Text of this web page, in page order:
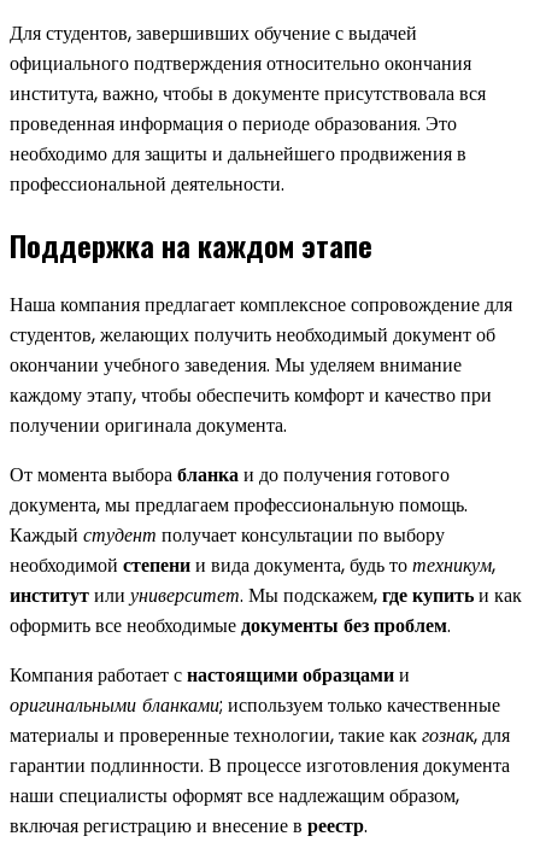
Для студентов, завершивших обучение с выдачей
официального подтверждения относительно окончания
института, важно, чтобы в документе присутствовала вся
проведенная информация о периоде образования. Это
необходимо для защиты и дальнейшего продвижения в
профессиональной деятельности.
Поддержка на каждом этапе
Наша компания предлагает комплексное сопровождение для
студентов, желающих получить необходимый документ об
окончании учебного заведения. Мы уделяем внимание
каждому этапу, чтобы обеспечить комфорт и качество при
получении оригинала документа.
От момента выборабланкаи до получения готового
документа, мы предлагаем профессиональную помощь.
Каждый студент получает консультации по выбору
необходимой степении вида документа, будь тотехникум,
институтили университет. Мы подскажем,где купитьи как
оформить все необходимыедокументы без проблем.
Компания работает снастоящими образцамии
оригинальными бланками; используем только качественные
материалы и проверенные технологии, такие какгознак, для
гарантии подлинности. В процессе изготовления документа
наши специалисты оформят все надлежащим образом,
включая регистрацию и внесение в реестр.